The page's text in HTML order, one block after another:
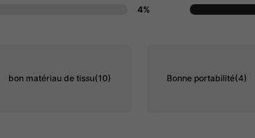
4%
bon matériau de tissu(10) Bonne portabilité(4)